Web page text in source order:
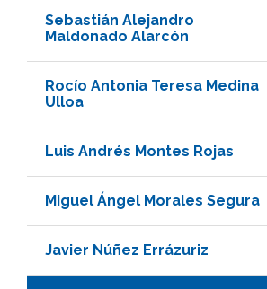
Sebastián Alejandro
Maldonado Alarcón
Rocío Antonia Teresa Medina
Ulloa
Luis Andrés Montes Rojas
Miguel Ángel Morales Segura
Javier Núñez Errázuriz